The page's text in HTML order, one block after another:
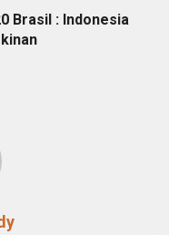
Brasil : Indonesia